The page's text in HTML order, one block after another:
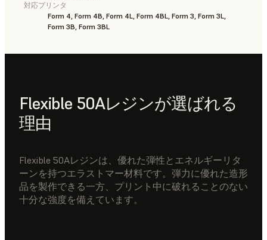
対応プリンタ
Form 4, Form 4B, Form 4L, Form 4BL, Form 3, Form 3L,
Form 3B, Form 3BL
Flexible 50Aレジンが選ばれる
理由
Flexible 50Aレジンは、優れた弾性とエネルギーリタ
ーンを持つエラストマー材料です。弾力に優れた造形
品を製作できる一方、プリント中に破れることのない
十分な強度を備えています。